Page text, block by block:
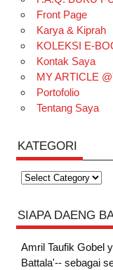
Front Page
Karya & Kiprah
KOLEKSI E-
Kontak Saya
MY ARTICLE
Portofolio
Tentang Saya
KATEGORI
Kategori
SIAPA DAENG
Amril Taufik Gobel
Battala'-- sebagai